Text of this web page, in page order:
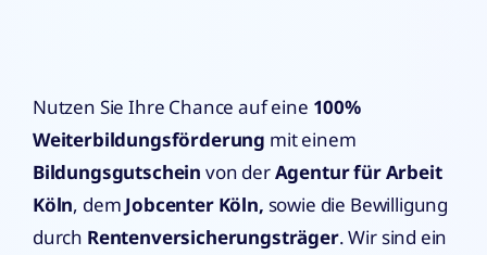
Nutzen Sie Ihre Chance auf eine 100%
Weiterbildungsförderung mit einem
Bildungsgutschein von derAgentur für Arbeit
Köln, dem Jobcenter Köln, sowie die Bewilligung
durch Rentenversicherungsträger. Wir sind ein